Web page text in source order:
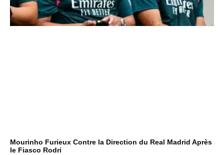
Mourinho Furieux Contre la Direction du Real Madrid Après
le Fiasco Rodri